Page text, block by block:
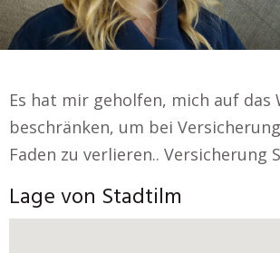
Es hat mir geholfen, mich auf das
beschränken, um bei
Faden zu verlieren.. Versicherung
Lage von Stadtilm